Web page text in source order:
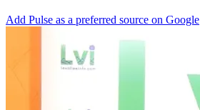
Add Pulse as a preferred source on Google